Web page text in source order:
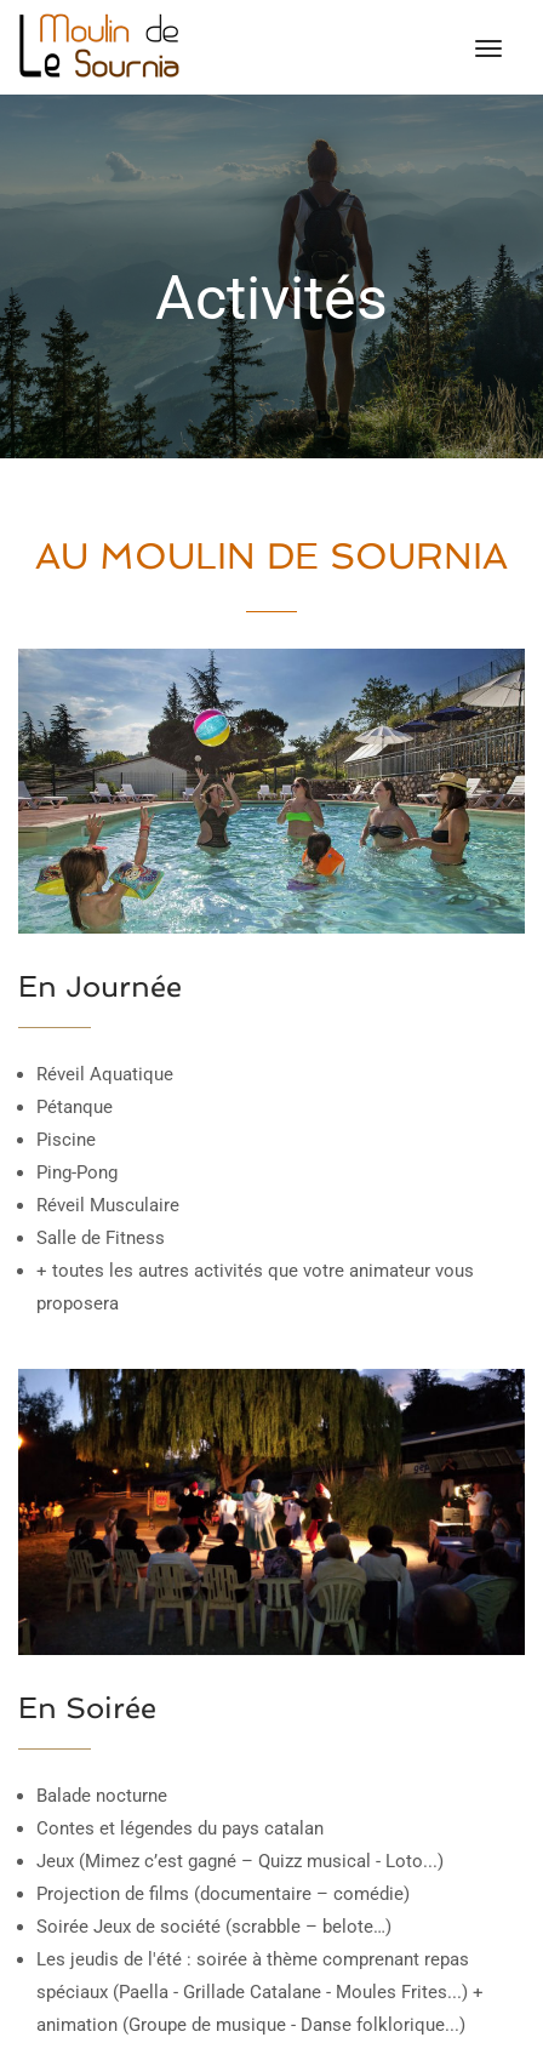
Activités
AU MOULIN DE SOURNIA
En Journée
Réveil Aquatique
Pétanque
Piscine
Ping-Pong
Réveil Musculaire
Salle de Fitness
+ toutes les autres activités que votre animateur vous
proposera
En Soirée
Balade nocturne
Contes et légendes du pays catalan
Jeux (Mimez c’est gagné – Quizz musical - Loto...)
Projection de films (documentaire – comédie)
Soirée Jeux de société (scrabble – belote…)
Les jeudis de l'été : soirée à thème comprenant repas
spéciaux (Paella - Grillade Catalane - Moules Frites...) +
animation (Groupe de musique - Danse folklorique...)